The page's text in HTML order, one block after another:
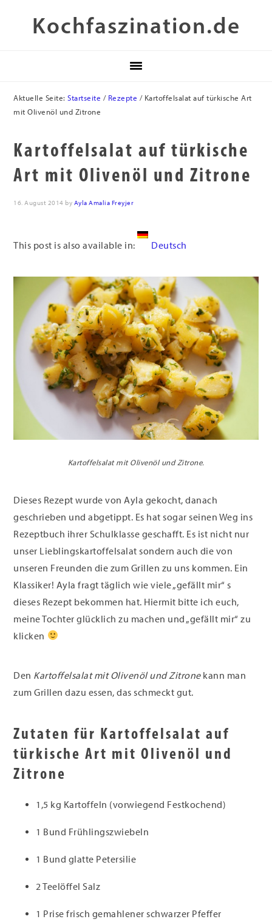
Hauptnavigation
Kochfaszination.de
Aktuelle Seite:Startseite / Rezepte /Kartoffelsalat auf türkische Art
mit Olivenöl und Zitrone
Kartoffelsalat auf türkische
Art mit Olivenöl und Zitrone
16. August 2014 by Ayla Amalia Freyjer
This post is also available in: Deutsch
Kartoffelsalat mit Olivenöl und Zitrone.
Dieses Rezept wurde von Ayla gekocht, danach
geschrieben und abgetippt. Es hat sogar seinen Weg ins
Rezeptbuch ihrer Schulklasse geschafft. Es ist nicht nur
unser Lieblingskartoffelsalat sondern auch die von
unseren Freunden die zum Grillen zu uns kommen. Ein
Klassiker! Ayla fragt täglich wie viele „gefällt mir“ s
dieses Rezept bekommen hat. Hiermit bitte ich euch,
meine Tochter glücklich zu machen und „gefällt mir“ zu
klicken
Den Kartoffelsalat mit Olivenöl und Zitronekann man
zum Grillen dazu essen, das schmeckt gut.
Zutaten für Kartoffelsalat auf
türkische Art mit Olivenöl und
Zitrone
1,5 kg Kartoffeln (vorwiegend Festkochend)
1 Bund Frühlingszwiebeln
1 Bund glatte Petersilie
2 Teelöffel Salz
1 Prise frisch gemahlener schwarzer Pfeffer